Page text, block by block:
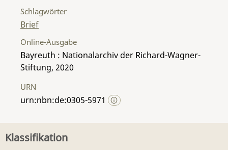
Schlagwörter
Brief
Online-Ausgabe
Bayreuth : Nationalarchiv der Richard-Wagner-
Stiftung, 2020
URN
urn:nbn:de:0305-5971
Klassifikation